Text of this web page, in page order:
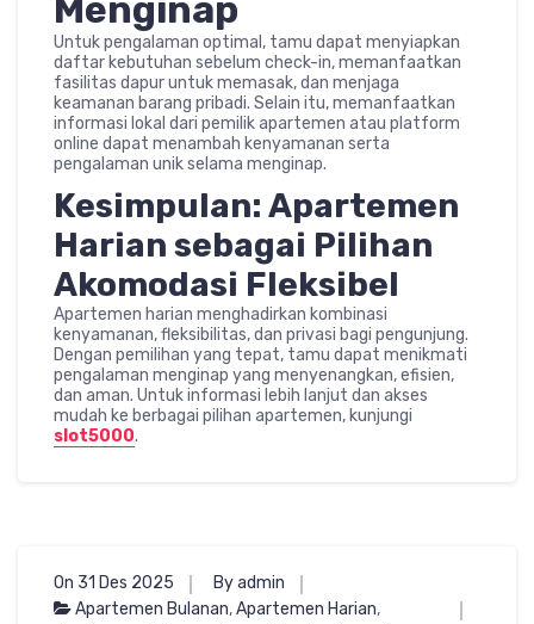
Menginap
Untuk pengalaman optimal, tamu dapat menyiapkan
daftar kebutuhan sebelum check-in, memanfaatkan
fasilitas dapur untuk memasak, dan menjaga
keamanan barang pribadi. Selain itu, memanfaatkan
informasi lokal dari pemilik apartemen atau platform
online dapat menambah kenyamanan serta
pengalaman unik selama menginap.
Kesimpulan: Apartemen
Harian sebagai Pilihan
Akomodasi Fleksibel
Apartemen harian menghadirkan kombinasi
kenyamanan, fleksibilitas, dan privasi bagi pengunjung.
Dengan pemilihan yang tepat, tamu dapat menikmati
pengalaman menginap yang menyenangkan, efisien,
dan aman. Untuk informasi lebih lanjut dan akses
mudah ke berbagai pilihan apartemen, kunjungi
slot5000.
On 31 Des 2025
By admin
Apartemen Bulanan,Apartemen Harian,